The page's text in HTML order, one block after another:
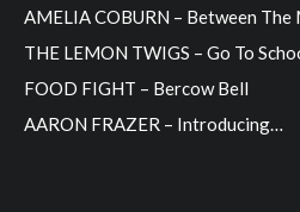
AMELIA COBURN – Between
THE LEMON TWIGS – Go To
FOOD FIGHT – Bercow Bell
AARON FRAZER – Introducing…